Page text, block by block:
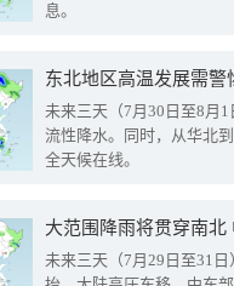
息。
东北地区高温发展需
未来三天（7月30日至8月
流性降水。同时，从华北
全天候在线。
大范围降雨将贯穿南
未来三天（7月29日至31